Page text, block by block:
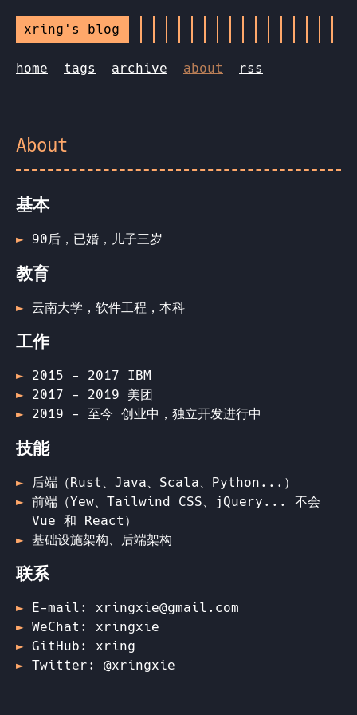
xring's blog
home tags archive about rss
About
基本
90后，已婚，儿子三岁
教育
云南大学，软件工程，本科
工作
2015 - 2017 IBM
2017 - 2019 美团
2019 - 至今 创业中，独立开发进行中
技能
后端（Rust、Java、Scala、Python...）
前端（Yew、Tailwind CSS、jQuery... 不会
Vue 和 React）
基础设施架构、后端架构
联系
E-mail: xringxie@gmail.com
WeChat: xringxie
GitHub: xring
Twitter: @xringxie